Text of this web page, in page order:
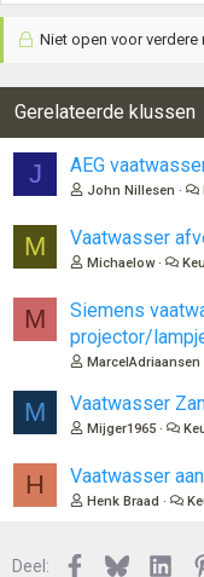
Niet open voor verdere
Gerelateerde klussen
J AEG
John Nillesen
M Vaatwasser
Michaelow
M
Siemens
projector/
MarcelAdriaansen
M Vaatwasser
Mijger1965
H Vaatwasser
Henk Braad
Deel: Facebook
Bluesky